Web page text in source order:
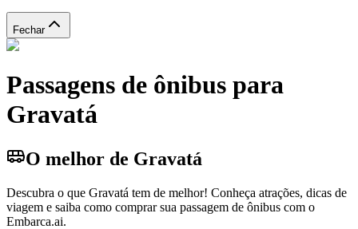
Fechar
Passagens de ônibus para
Gravatá
O melhor de Gravatá
Descubra o que Gravatá tem de melhor! Conheça atrações, dicas de
viagem e saiba como comprar sua passagem de ônibus com o
Embarca.ai.